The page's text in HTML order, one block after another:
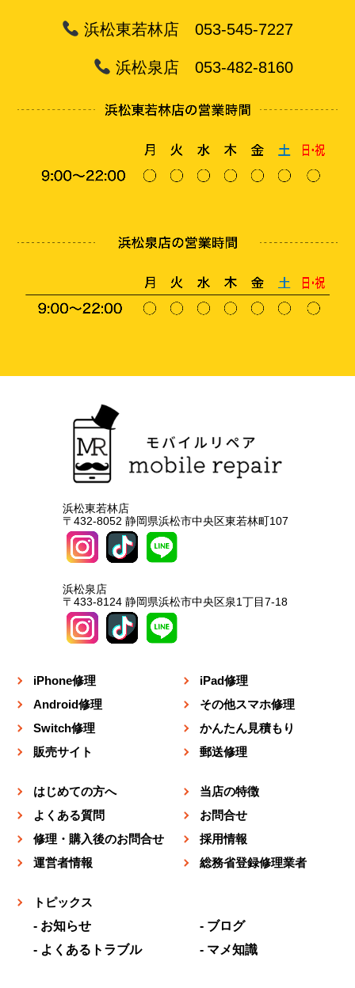
浜松東若林店 053-545-7227
浜松泉店 053-482-8160
浜松東若林店
〒432-8052 静岡県浜松市中央区東若林町107
浜松泉店
〒433-8124 静岡県浜松市中央区泉1丁目7-18
iPhone修理
iPad修理
Android修理
その他スマホ修理
Switch修理
かんたん見積もり
販売サイト
郵送修理
はじめての方へ
当店の特徴
よくある質問
お問合せ
修理・購入後のお問合せ
採用情報
運営者情報
総務省登録修理業者
トピックス
お知らせ
ブログ
よくあるトラブル
マメ知識